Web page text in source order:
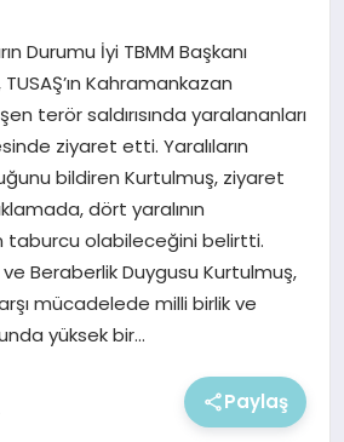
Durumu İyi TBMM Başkanı
Kahramankazan
terör saldırısında yaralananları
ziyaret etti. Yaralıların
bildiren Kurtulmuş, ziyaret
dört yaralının
taburcu olabileceğini belirtti.
ve Beraberlik Duygusu Kurtulmuş,
mücadelede milli birlik ve
yüksek bir…
Paylaş